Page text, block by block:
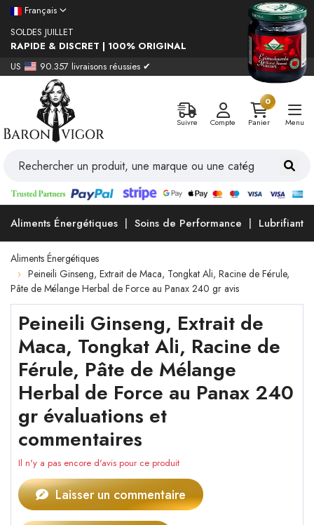
Français
SOLDES JUILLET
RAPIDE & DISCRET | 100% ORIGINAL
US
90.357 livraisons réussies ✔
Suivre Compte
0
Panier
Menu
Aliments Énergétiques Soins de Performance Lubrifiants
Aliments Énergétiques
Peineili Ginseng, Extrait de Maca, Tongkat Ali, Racine de Férule,
Pâte de Mélange Herbal de Force au Panax 240 gr avis
Peineili Ginseng, Extrait de
Maca, Tongkat Ali, Racine de
Férule, Pâte de Mélange
Herbal de Force au Panax 240
gr évaluations et
commentaires
Il n'y a pas encore d'avis pour ce produit
Laisser un commentaire